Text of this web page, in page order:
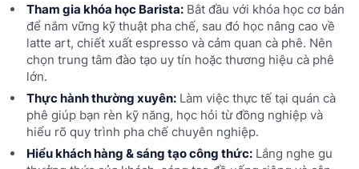
Tham gia khóa học Barista:Bắt đầu với khóa học cơ bản
để nắm vững kỹ thuật pha chế, sau đó học nâng cao về
latte art, chiết xuất espresso và cảm quan cà phê. Nên
chọn trung tâm đào tạo uy tín hoặc thương hiệu cà phê
lớn.
Thực hành thường xuyên:Làm việc thực tế tại quán cà
phê giúp bạn rèn kỹ năng, học hỏi từ đồng nghiệp và
hiểu rõ quy trình pha chế chuyên nghiệp.
Hiểu khách hàng & sáng tạo công thức:Lắng nghe gu